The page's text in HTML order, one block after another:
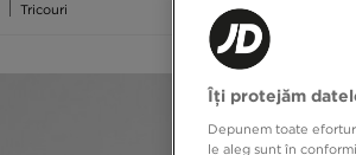
Tricouri
Îți protejăm
Depunem toate
le aleg sunt în